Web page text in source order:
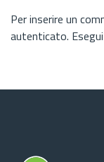
Per inserire un
autenticato.